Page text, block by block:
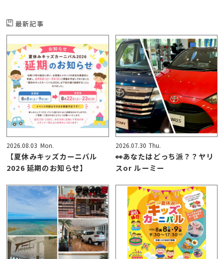
最新記事
2026.08.03 Mon.
【夏休みキッズカーニバル
2026 延期のお知らせ】
2026.07.30 Thu.
👀あなたはどっち派？？ヤリ
スor ルーミー